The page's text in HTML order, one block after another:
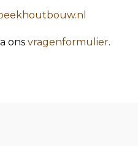
ons vragenformulier.